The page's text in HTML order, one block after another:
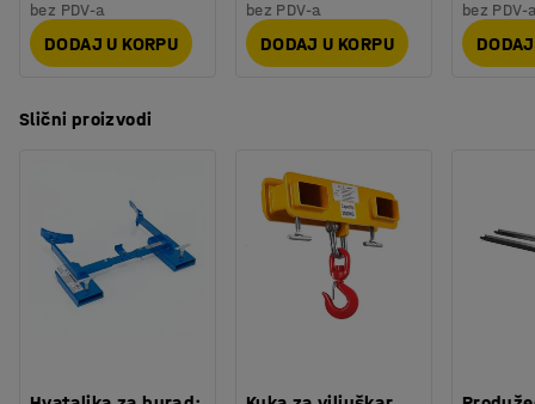
bez PDV-a
DODAJ U KORPU
bez PDV-a
DODAJ U KORPU
bez PDV-
Slični proizvodi